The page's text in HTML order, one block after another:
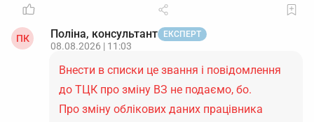
спрощеної процедури, але дозволяє технічно
завершити подання.
спрощенням
У полі «пояснення» / «коментар» в ДАР або
ПК Поліна, консультант ЕКСПЕРТ
08.08.2026 | 11:03
Внести в списки це звання і повідомлення
до ТЦК про зміну ВЗ не подаємо, бо.
Про зміну облікових даних працівника